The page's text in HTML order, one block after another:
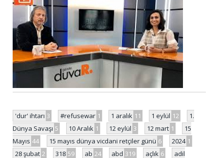
'dur' ihtarı 3 #refusewar 1 1 aralık 11 1 eylül 12
1.
Dünya Savaşı 5 10 Aralık 1 12 eylül 3 12 mart 1
15
Mayıs 44 15 mayıs dünya vicdani retçiler günü 6 2024 1
28 şubat 2 318 59 ab 24 abd 319 açlık 6 adil